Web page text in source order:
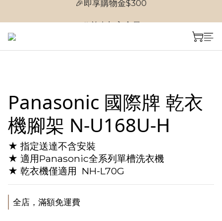
🎉首次加入會員
Panasonic 國際牌 乾衣
機腳架 N-U168U-H
★ 指定送達不含安裝
★ 適用Panasonic全系列單槽洗衣機
★ 乾衣機僅適用  NH-L70G
全店，滿額免運費